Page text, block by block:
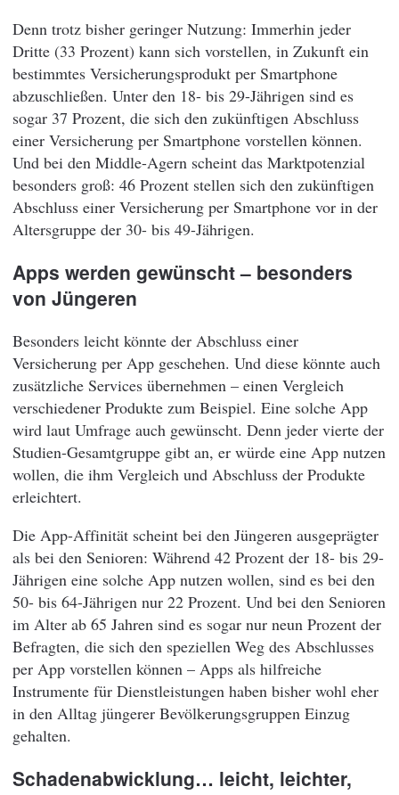
Denn trotz bisher geringer Nutzung: Immerhin jeder
Dritte (33 Prozent) kann sich vorstellen, in Zukunft ein
bestimmtes Versicherungsprodukt per Smartphone
abzuschließen. Unter den 18- bis 29-Jährigen sind es
sogar 37 Prozent, die sich den zukünftigen Abschluss
einer Versicherung per Smartphone vorstellen können.
Und bei den Middle-Agern scheint das Marktpotenzial
besonders groß: 46 Prozent stellen sich den zukünftigen
Abschluss einer Versicherung per Smartphone vor in der
Altersgruppe der 30- bis 49-Jährigen.
Apps werden gewünscht – besonders
von Jüngeren
Besonders leicht könnte der Abschluss einer
Versicherung per App geschehen. Und diese könnte auch
zusätzliche Services übernehmen – einen Vergleich
verschiedener Produkte zum Beispiel. Eine solche App
wird laut Umfrage auch gewünscht. Denn jeder vierte der
Studien-Gesamtgruppe gibt an, er würde eine App nutzen
wollen, die ihm Vergleich und Abschluss der Produkte
erleichtert.
Die App-Affinität scheint bei den Jüngeren ausgeprägter
als bei den Senioren: Während 42 Prozent der 18- bis 29-
Jährigen eine solche App nutzen wollen, sind es bei den
50- bis 64-Jährigen nur 22 Prozent. Und bei den Senioren
im Alter ab 65 Jahren sind es sogar nur neun Prozent der
Befragten, die sich den speziellen Weg des Abschlusses
per App vorstellen können – Apps als hilfreiche
Instrumente für Dienstleistungen haben bisher wohl eher
in den Alltag jüngerer Bevölkerungsgruppen Einzug
gehalten.
Schadenabwicklung… leicht, leichter,